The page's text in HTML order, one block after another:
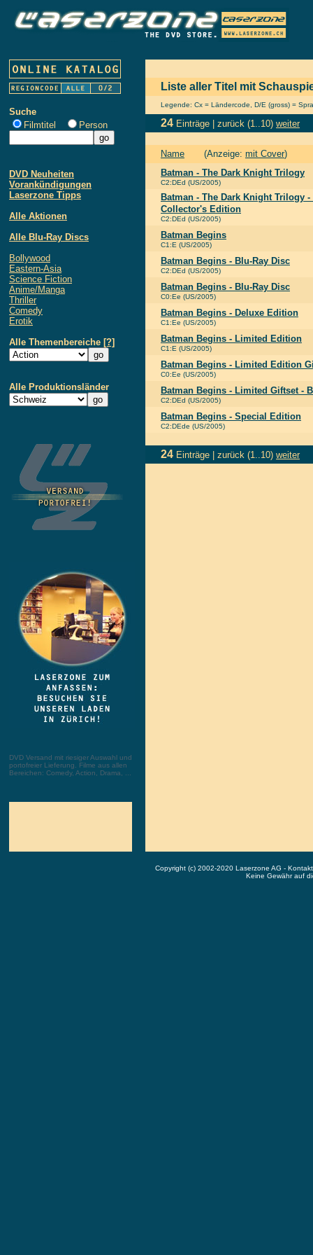
Suche
Filmtitel
Person
DVD Neuheiten
Vorankündigungen
Laserzone Tipps
Alle Aktionen
Alle Blu-Ray Discs
Bollywood
Eastern-Asia
Science Fiction
Anime/Manga
Thriller
Comedy
Erotik
Alle Themenbereiche [?]
Alle Produktionsländer
DVD Versand mit riesiger Auswahl und
portofreier Lieferung. Filme aus allen
Bereichen: Comedy, Action, Drama, ...
Liste aller Titel mit
Legende: Cx = Ländercode, D/E (gross) =
24 Einträge | zurück (1..10) weiter
Name (Anzeige: mit Cover)
Batman - The Dark Knight Trilogy
C2:DEd (US/2005)
Batman - The Dark Knight Trilogy
Collector's Edition
C2:DEd (US/2005)
Batman Begins
C1:E (US/2005)
Batman Begins - Blu-Ray Disc
C2:DEd (US/2005)
Batman Begins - Blu-Ray Disc
C0:Ee (US/2005)
Batman Begins - Deluxe Edition
C1:Ee (US/2005)
Batman Begins - Limited Edition
C1:E (US/2005)
Batman Begins - Limited Edition
C0:Ee (US/2005)
Batman Begins - Limited Giftset -
C2:DEd (US/2005)
Batman Begins - Special Edition
C2:DEde (US/2005)
24 Einträge | zurück (1..10) weiter
Copyright (c) 2002-2020 Laserzone AG -
Keine Gewähr auf